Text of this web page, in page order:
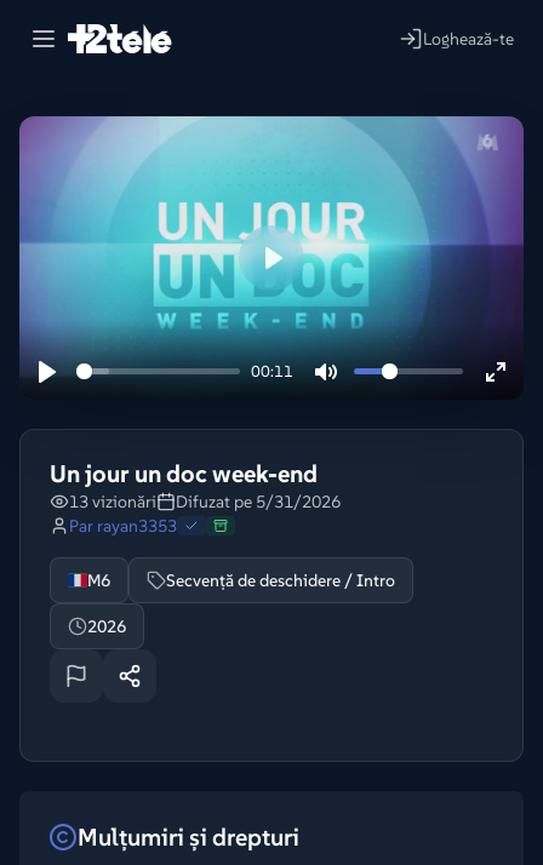
Loghează-te
00:11
Lire
Un jour un doc week-end
13 vizionări
Difuzat pe 5/31/2026
Par rayan3353
M6 Secvență de deschidere / Intro
2026
Mulțumiri și drepturi